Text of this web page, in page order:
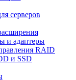
серверов
и адаптеры
RAID
и SSD